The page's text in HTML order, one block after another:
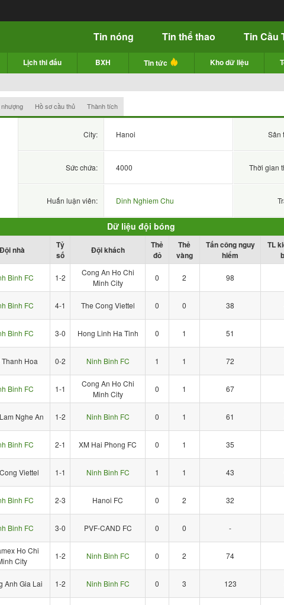
Tin nóng Tin thể thao Tin Cầu
Lịch thi đấu BXH Tin tức Kho dữ liệu
Hồ sơ cầu thủ Thành tích
City: Hanoi Sân
Sức chứa: 4000 Thời gian
Huấn luận viên: Dinh Nghiem Chu
Dữ liệu đội bóng
Đội nhà
Tỷ
số
Đội khách
Thẻ
đỏ
Thẻ
vàng
Tấn công nguy
hiểm
TL
Binh FC 1-2
Cong An Ho Chi
Minh City
0 2 98
Binh FC 4-1 The Cong Viettel 0 0 38
Binh FC 3-0 Hong Linh Ha Tinh 0 1 51
Hoa 0-2 Ninh Binh FC 1 1 72
Binh FC 1-1
Cong An Ho Chi
Minh City
0 1 67
Nghe An 1-2 Ninh Binh FC 0 1 61
Binh FC 2-1 XM Hai Phong FC 0 1 35
Viettel 1-1 Ninh Binh FC 1 1 43
Binh FC 2-3 Hanoi FC 0 2 32
Binh FC 3-0 PVF-CAND FC 0 0 -
Ho Chi
City
1-2 Ninh Binh FC 0 2 74
Anh Gia Lai 1-2 Ninh Binh FC 0 3 123